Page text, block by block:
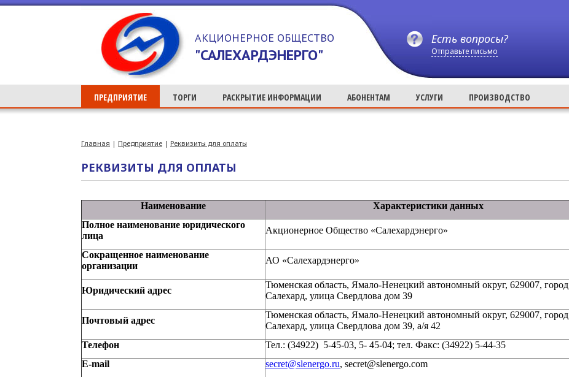
>
АКЦИОНЕРНОЕ ОБЩЕСТВО
"САЛЕХАРДЭНЕРГО"
Есть вопросы?
Отправьте письмо
ПРЕДПРИЯТИЕ ТОРГИ РАСКРЫТИЕ ИНФОРМАЦИИ АБОНЕНТАМ УСЛУГИ ПРОИЗВОДСТВО
Главная | Предприятие | Реквизиты для оплаты
РЕКВИЗИТЫ ДЛЯ ОПЛАТЫ
Наименование
Характеристики данных
Полное наименование юридического
лица
Акционерное Общество «Салехардэнерго»
Сокращенное наименование
организации
АО «Салехардэнерго»
Юридический адрес
Тюменская область, Ямало-Ненецкий автономный округ, 629007, город
Салехард, улица Свердлова дом 39
Почтовый адрес
Тюменская область, Ямало-Ненецкий автономный округ, 629007, город
Салехард, улица Свердлова дом 39, а/я 42
Телефон
Тел.: (34922) 5-45-03, 5- 45-04; тел. Факс: (34922) 5-44-35
E-mail
secret@slenergo.ru, secret@slenergo.com